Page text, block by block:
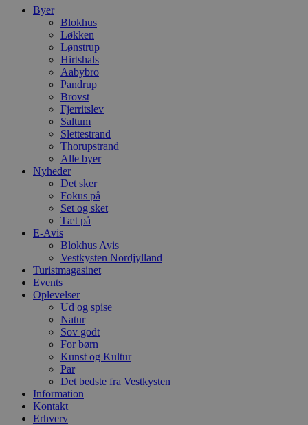
Byer
Blokhus
Løkken
Lønstrup
Hirtshals
Aabybro
Pandrup
Brovst
Fjerritslev
Saltum
Slettestrand
Thorupstrand
Alle byer
Nyheder
Det sker
Fokus på
Set og sket
Tæt på
E-Avis
Blokhus Avis
Vestkysten Nordjylland
Turistmagasinet
Events
Oplevelser
Ud og spise
Natur
Sov godt
For børn
Kunst og Kultur
Par
Det bedste fra Vestkysten
Information
Kontakt
Erhverv